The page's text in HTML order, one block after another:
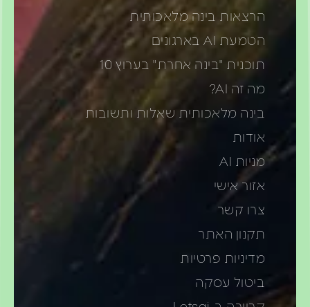
הרצאות בינה מלאכותית
הטמעת AI בארגונים
תוכנית "בינה אחרת" בערוץ 10
מה זה AI?
בינה מלאכותית שאלות ותשובות
אודות
מניות AI
אזור אישי
צרו קשר
תקנון האתר
מדיניות פרטיות
ביטול עסקה